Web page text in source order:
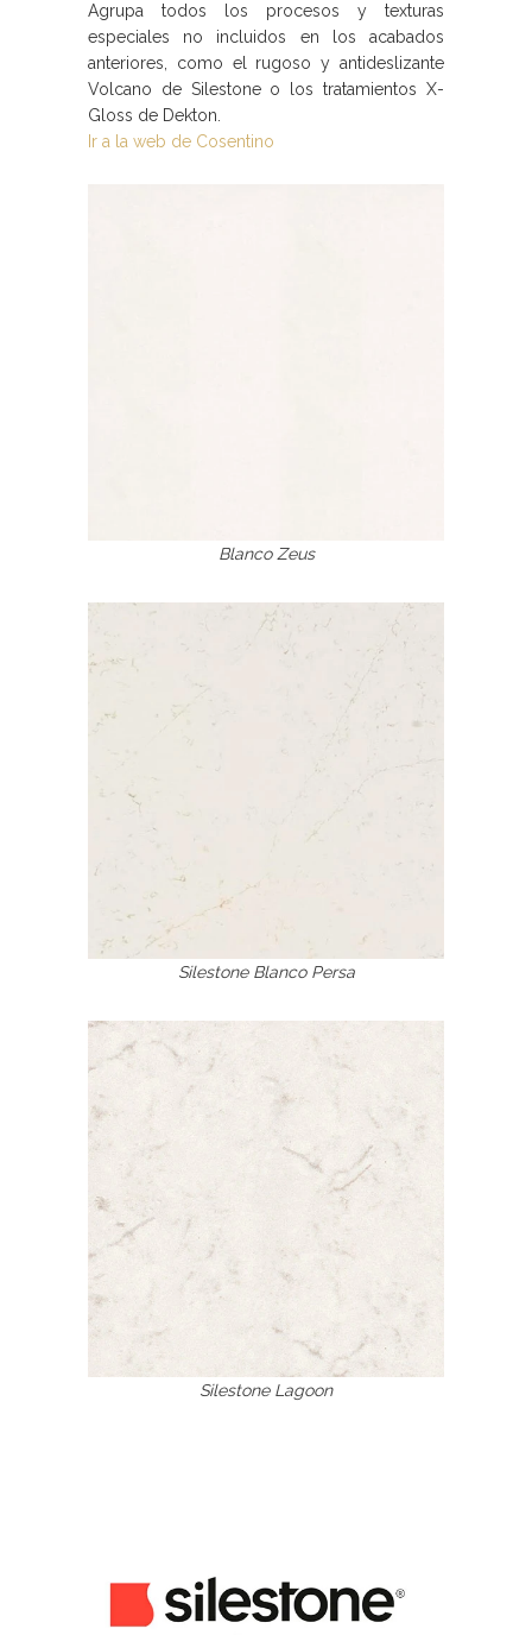
Agrupa todos los procesos y texturas
especiales no incluidos en los acabados
anteriores, como el rugoso y antideslizante
Volcano de Silestone o los tratamientos X-
Gloss de Dekton.
Ir a la web de Cosentino
Blanco Zeus
Silestone Blanco Persa
Silestone Lagoon